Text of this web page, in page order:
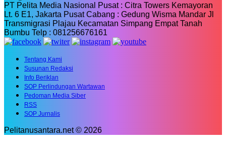
PT Pelita Media Nasional Pusat : Citra Towers Kemayoran
Lt. 6 E1, Jakarta Pusat Cabang : Gedung Wisma Mandar Jl
Transmigrasi Plajau Kecamatan Simpang Empat Tanah
Bumbu Telp : 081256676161
Tentang Kami
Susunan Redaksi
Info Beriklan
SOP Perlindungan Wartawan
Pedoman Media Siber
RSS
SOP Jurnalis
Pelitanusantara.net © 2026